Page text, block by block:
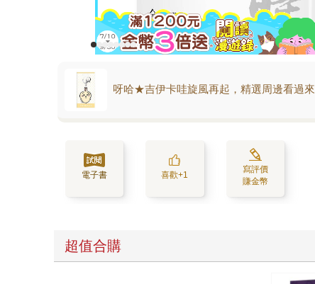
呀哈★吉伊卡哇旋風再起，精選周邊看過來
電子書 喜歡+1
寫評價
賺金幣
超值合購